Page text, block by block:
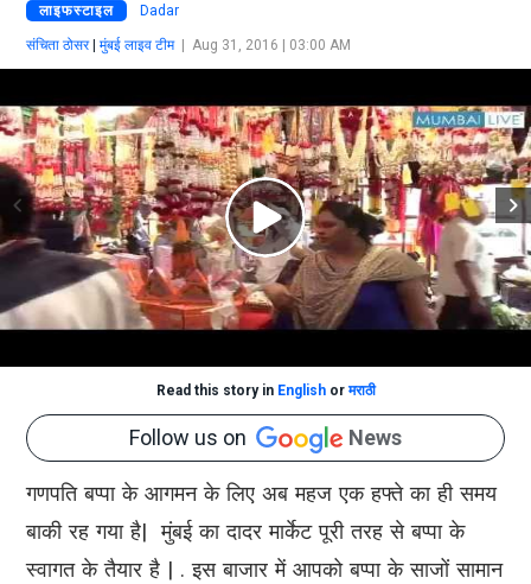
लाइफस्टाइल Dadar
संचिता ठोसर | मुंबई लाइव टीम| Aug 31, 2016 | 03:00 AM
Read this story in Englishorमराठी
Follow us on News
गणपति बप्पा के आगमन के लिए अब महज एक हफ्ते का ही समय
बाकी रह गया है| मुंबई का दादर मार्केट पूरी तरह से बप्पा के
स्वागत के तैयार है | . इस बाजार में आपको बप्पा के साजों सामान